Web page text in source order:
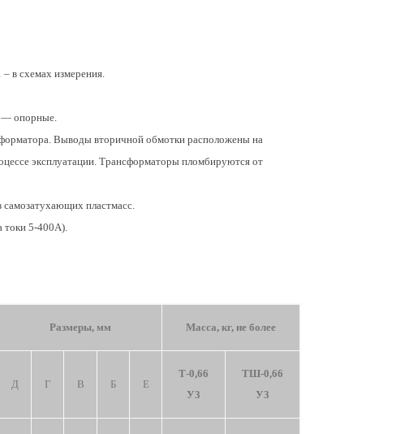
в схемах измерения.
— опорные.
Выводы вторичной обмотки расположены на
эксплуатации. Трансформаторы пломбируются от
самозатухающих пластмасс.
токи 5-400А).
Размеры, мм Масса, кг, не более
Д Г В Б Е
Т-0,66
У3
ТШ-0,66
У3